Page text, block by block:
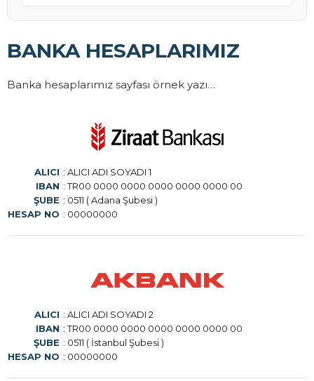
BANKA HESAPLARIMIZ
Banka hesaplarımız sayfası örnek yazı…
ALICI : ALICI ADI SOYADI 1
IBAN : TR00 0000 0000 0000 0000 0000 00
ŞUBE : 0511 ( Adana Şubesi )
HESAP NO : 00000000
ALICI : ALICI ADI SOYADI 2
IBAN : TR00 0000 0000 0000 0000 0000 00
ŞUBE : 0511 ( İstanbul Şubesi )
HESAP NO : 00000000